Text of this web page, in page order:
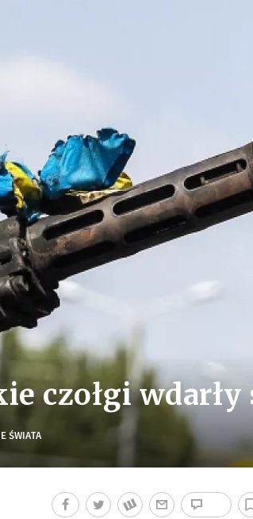
czołgi
ŚWIATA